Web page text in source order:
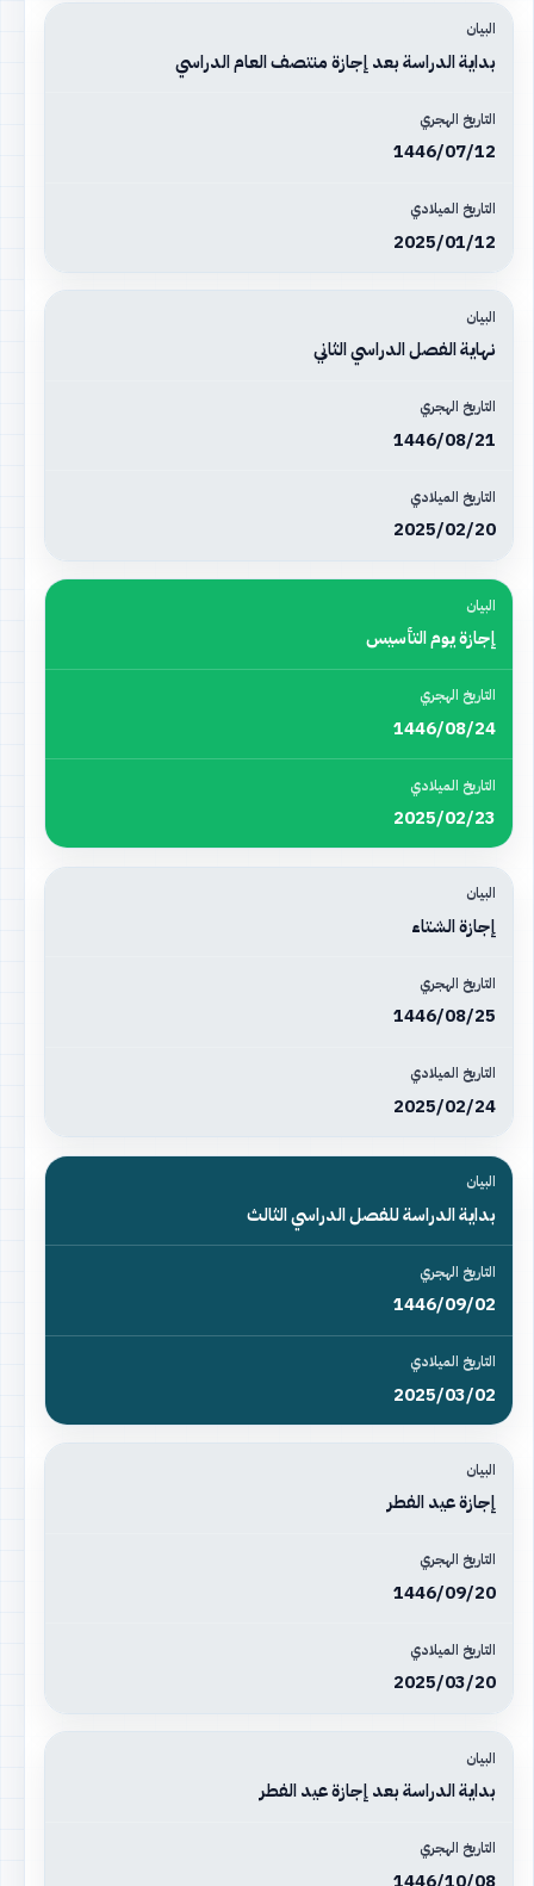
بداية الدراسة بعد إجازة منتصف العام الدراسي
1446/07/12
2025/01/12
نهاية الفصل الدراسي الثاني
1446/08/21
2025/02/20
إجازة يوم التأسيس
1446/08/24
2025/02/23
إجازة الشتاء
1446/08/25
2025/02/24
بداية الدراسة للفصل الدراسي الثالث
1446/09/02
2025/03/02
إجازة عيد الفطر
1446/09/20
2025/03/20
بداية الدراسة بعد إجازة عيد الفطر
1446/10/08